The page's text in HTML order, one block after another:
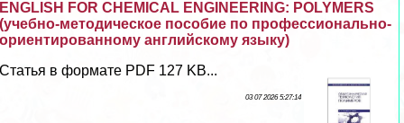
ENGLISH FOR CHEMICAL ENGINEERING: POLYMERS
(учебно-методическое пособие по профессионально-
ориентированному английскому языку)
Статья в формате PDF 127 KB...
03 07 2026 5:27:14